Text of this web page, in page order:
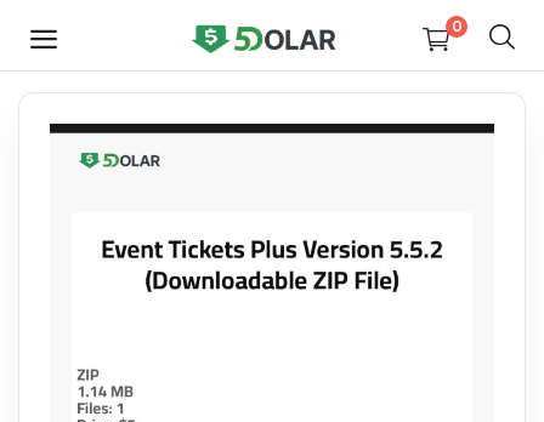
0
HEMEN
SATIŞ
Yazılım